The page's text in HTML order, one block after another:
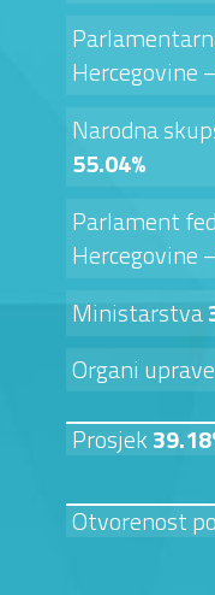
Hercegovine
Narodna
55.04%
Parlament
Hercegovine
Ministarstva
Organi uprave
Prosjek
Otvorenost